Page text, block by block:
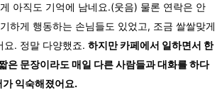
아직도 기억에 남네요.(웃음) 물론 연락은 안
하게 행동하는 손님들도 있었고, 조금 쌀쌀맞게
요. 정말 다양했죠. 하지만 카페에서 일하면서 한
은 문장이라도 매일 다른 사람들과 대화를 하다
가 익숙해졌어요.